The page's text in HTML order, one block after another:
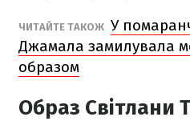
ЧИТАЙТЕ ТАКОЖ У
Джамала замилувала
образом
Образ Світлани